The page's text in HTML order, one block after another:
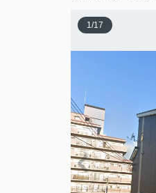
1/17